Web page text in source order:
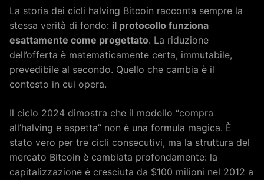
La storia dei cicli halving Bitcoin racconta sempre la
stessa verità di fondo: il protocollo funziona
esattamente come progettato. La riduzione
dell’offerta è matematicamente certa, immutabile,
prevedibile al secondo. Quello che cambia è il
contesto in cui opera.
Il ciclo 2024 dimostra che il modello “compra
all’halving e aspetta” non è una formula magica. È
stato vero per tre cicli consecutivi, ma la struttura del
mercato Bitcoin è cambiata profondamente: la
capitalizzazione è cresciuta da $100 milioni nel 2012 a